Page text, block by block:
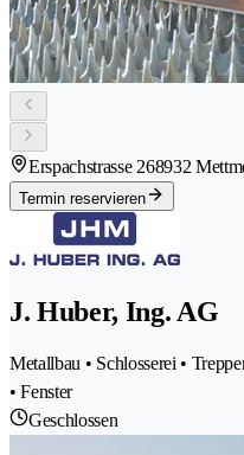
Erspachstrasse 268932
Termin reservieren
J. Huber, Ing. AG
Metallbau • Schlosserei •
• Fenster
Geschlossen